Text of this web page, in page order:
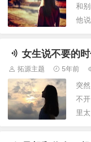
经
和
他
醒
使
的
“吃
最…
女生说不要的时
拓源主题 5年前
突
不
里
就